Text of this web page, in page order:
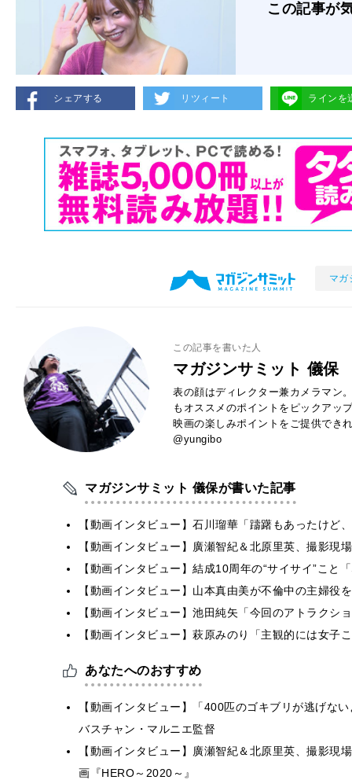
この記事が
シェアする リツィート ラインを
マガ
この記事を書いた人
マガジンサミット 儀保
表の顔はディレクター兼カメラマン
もオススメのポイントをピックアッ
映画の楽しみポイントをご提供でき
@yungibo
マガジンサミット 儀保が書いた記事
【動画インタビュー】石川瑠華「躊躇もあったけど
【動画インタビュー】廣瀬智紀＆北原里英、撮影現
【動画インタビュー】結成10周年の“サイサイ”こと
【動画インタビュー】山本真由美が不倫中の主婦
【動画インタビュー】池田純矢「今回のアトラク
【動画インタビュー】萩原みのり「主観的には女
あなたへのおすすめ
【動画インタビュー】「400匹のゴキブリが逃げな
バスチャン・マルニエ監督
【動画インタビュー】廣瀬智紀＆北原里英、撮影現
画『HERO～2020～』